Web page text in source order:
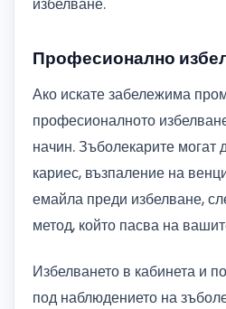
избелване.
Професионално
Ако искате забележима
професионалното
начин. Зъболекарите могат
кариес, възпаление на
емайла преди избелване,
метод, който пасва на
Избелването в кабинета и
под наблюдението на